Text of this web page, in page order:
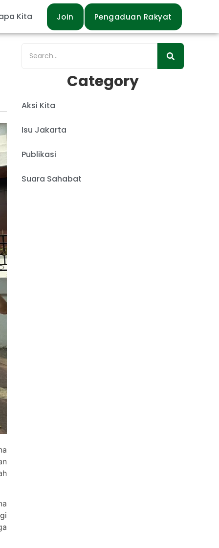
Kita Join Pengaduan Rakyat
Category
Aksi Kita
Isu Jakarta
Publikasi
Suara Sahabat